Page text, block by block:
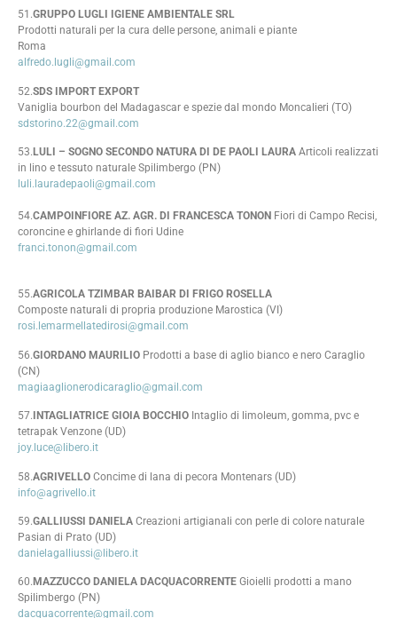
51.GRUPPO LUGLI IGIENE AMBIENTALE SRL
Prodotti naturali per la cura delle persone, animali e piante
Roma
alfredo.lugli@gmail.com
52.SDS IMPORT EXPORT
Vaniglia bourbon del Madagascar e spezie dal mondo Moncalieri (TO)
sdstorino.22@gmail.com
53. LULI – SOGNO SECONDO NATURA DI DE PAOLI LAURA Articoli realizzati
in lino e tessuto naturale Spilimbergo (PN)
luli.lauradepaoli@gmail.com
54.CAMPOINFIORE AZ. AGR. DI FRANCESCA TONON Fiori di Campo Recisi,
coroncine e ghirlande di fiori Udine
franci.tonon@gmail.com
55.AGRICOLA TZIMBAR BAIBAR DI FRIGO ROSELLA
Composte naturali di propria produzione Marostica (VI)
rosi.lemarmellatedirosi@gmail.com
56.GIORDANO MAURILIO Prodotti a base di aglio bianco e nero Caraglio
(CN)
magiaaglionerodicaraglio@gmail.com
57. INTAGLIATRICE GIOIA BOCCHIO Intaglio di limoleum, gomma, pvc e
tetrapak Venzone (UD)
joy.luce@libero.it
58.AGRIVELLO Concime di lana di pecora Montenars (UD)
info@agrivello.it
59.GALLIUSSI DANIELA Creazioni artigianali con perle di colore naturale
Pasian di Prato (UD)
danielagalliussi@libero.it
60. MAZZUCCO DANIELA DACQUACORRENTE Gioielli prodotti a mano
Spilimbergo (PN)
dacquacorrente@gmail.com